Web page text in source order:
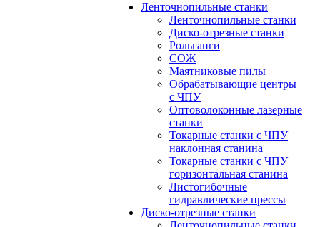
Ленточнопильные станки
Ленточнопильные станки
Диско-отрезные станки
Рольганги
СОЖ
Маятниковые пилы
Обрабатывающие центры
с ЧПУ
Оптоволоконные лазерные
станки
Токарные станки с ЧПУ
наклонная станина
Токарные станки с ЧПУ
горизонтальная станина
Листогибочные
гидравлические прессы
Диско-отрезные станки